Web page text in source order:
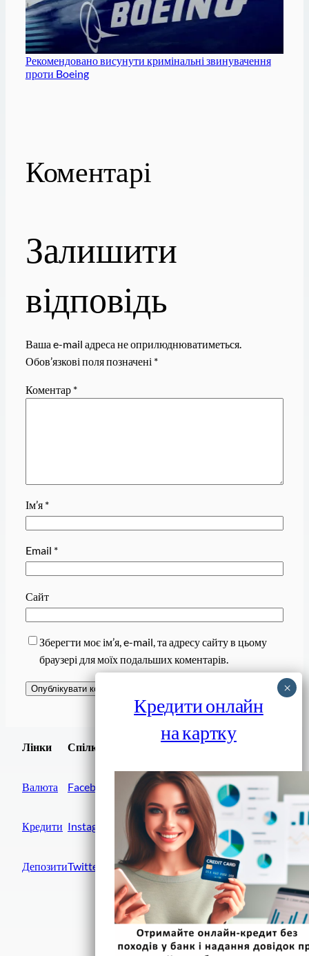
Рекомендовано висунути кримінальні звинувачення
проти Boeing
Коментарі
Залишити
відповідь
Ваша e-mail адреса не оприлюднюватиметься.
Обов’язкові поля позначені *
Коментар *
Ім’я *
Email *
Сайт
Зберегти моє ім’я, e-mail, та адресу сайту в цьому
браузері для моїх подальших коментарів.
Лінки
Валюта
Кредити
Депозити
Спілки
Facebook
Instagram
Twitter
Завантажити
Фінанси IN UA
вулиця Хрещатик, 14
Київ, 01001
Кредити онлайн
на картку